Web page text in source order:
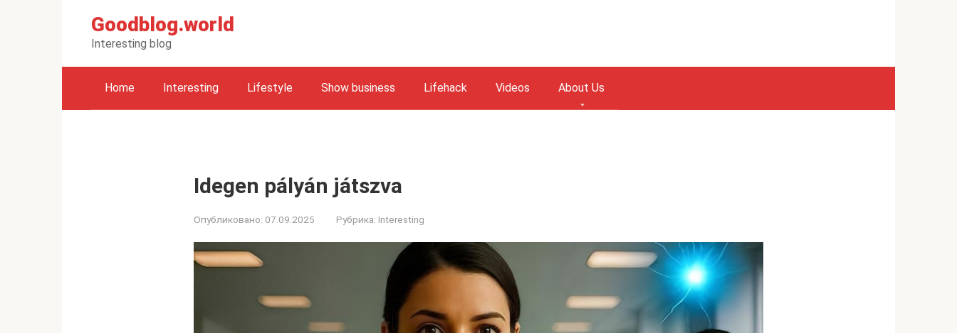
Goodblog.world
Interesting blog
Home Interesting Lifestyle Show business Lifehack Videos About Us
Idegen pályán játszva
Опубликовано: 07.09.2025 Рубрика: Interesting